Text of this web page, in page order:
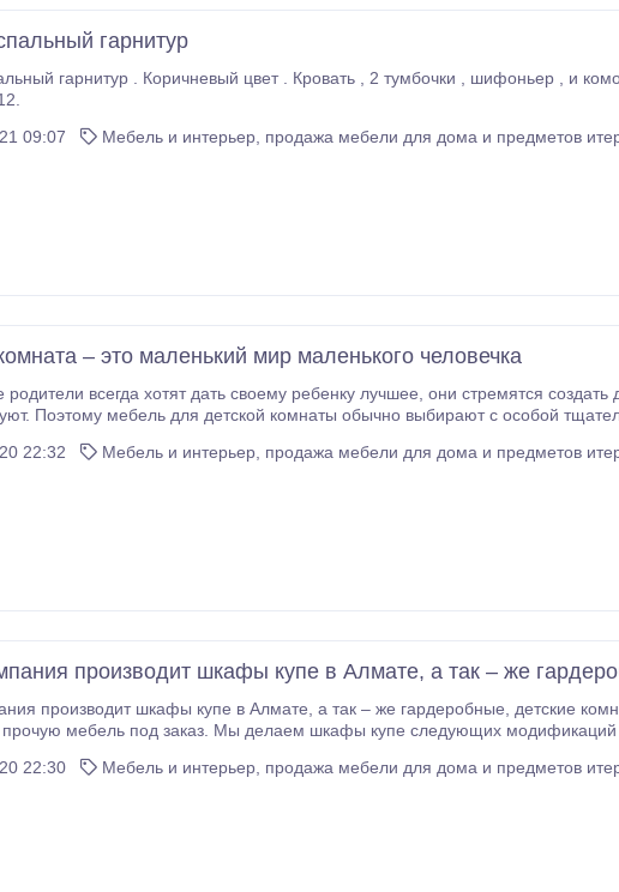
гарнитур
. Коричневый цвет . Кровать , 2 тумбочки , шифоньер , и комод с зеркалом . Цена договорная .
09:07
Мебель и интерьер, продажа мебели для дома и предметов
– это маленький мир маленького человечка
хотят дать своему ребенку лучшее, они стремятся создать для своих малышей максимальный
Поэтому мебель для детской комнаты обычно выбирают с особой
22:32
Мебель и интерьер, продажа мебели для дома и предметов
производит шкафы купе в Алмате, а так – же
купе в Алмате, а так – же гардеробные, детские комнаты, кровати, спальни, прихожие,
мебель под заказ. Мы делаем шкафы купе следующих модификаций
22:30
Мебель и интерьер, продажа мебели для дома и предметов